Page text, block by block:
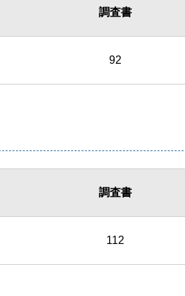
調査書
92
調査書
112